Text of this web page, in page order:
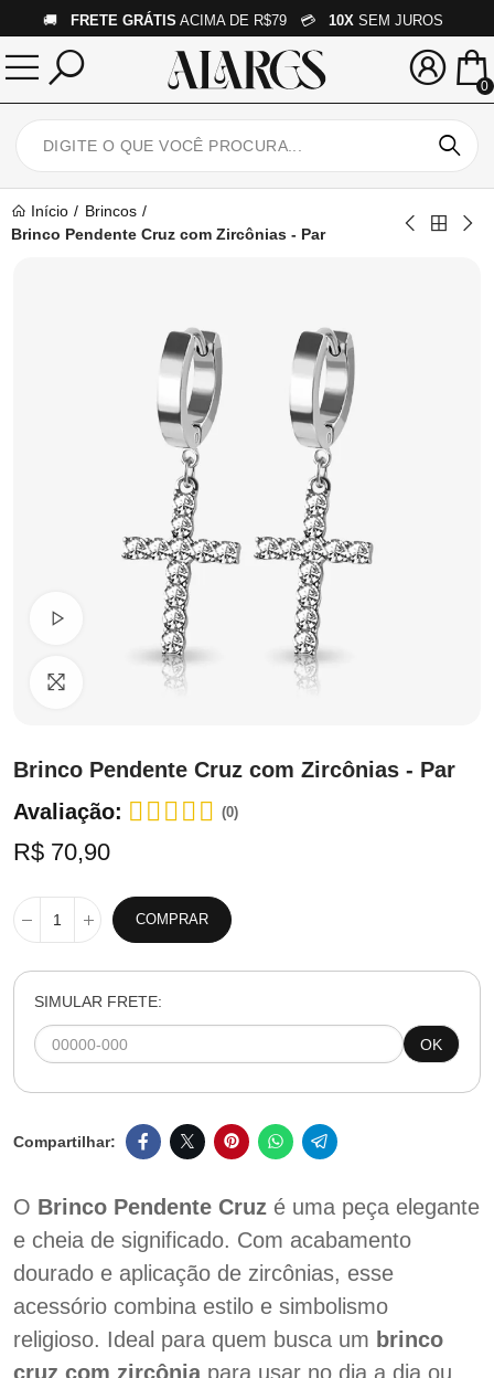
🚚 FRETE GRÁTIS ACIMA DE R$79 💳 10X SEM JUROS
0
Início
Brincos
Brinco Pendente Cruz com Zircônias - Par
Ver Vídeo
Clique para ampliar
Brinco Pendente Cruz com Zircônias - Par
Avaliação:
(0)
R$ 70,90
COMPRAR
SIMULAR FRETE:
OK
O Brinco Pendente Cruz é uma peça elegante
e cheia de significado. Com acabamento
dourado e aplicação de zircônias, esse
acessório combina estilo e simbolismo
religioso. Ideal para quem busca um brinco
cruz com zircôniapara usar no dia a dia ou